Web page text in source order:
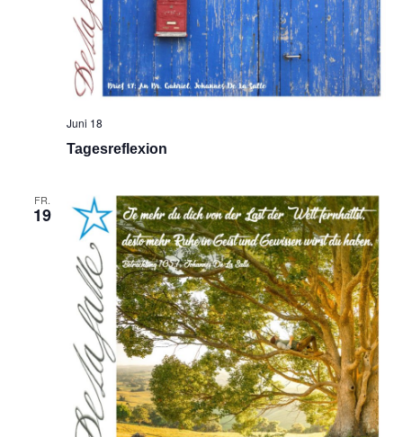
Tagesreflexion
Juni 18
FR.
19